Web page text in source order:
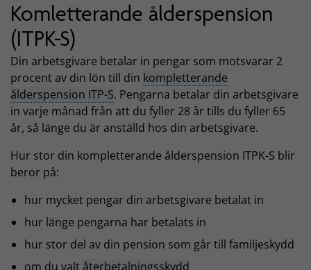
Komletterande ålderspension
(ITPK-S)
Din arbetsgivare betalar in pengar som motsvarar 2
procent av din lön till din kompletterande
ålderspension ITP-S. Pengarna betalar din arbetsgivare
in varje månad från att du fyller 28 år tills du fyller 65
år, så länge du är anställd hos din arbetsgivare.
Hur stor din kompletterande ålderspension ITPK-S blir
beror på:
hur mycket pengar din arbetsgivare betalat in
hur länge pengarna har betalats in
hur stor del av din pension som går till familjeskydd
om du valtåterbetalningsskydd